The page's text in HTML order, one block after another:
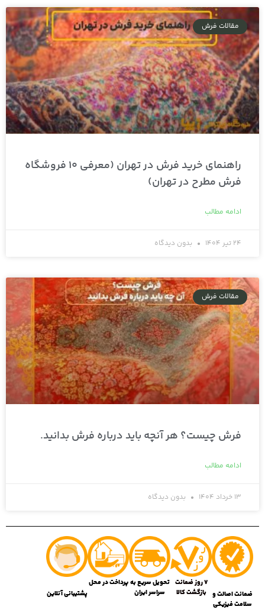
مقالات فرش
راهنمای خرید فرش در تهران (معرفی 10 فروشگاه
فرش مطرح در تهران)
ادامه مطالب
24 تیر 1404 بدون دیدگاه
مقالات فرش
فرش چیست؟ هر آنچه باید درباره فرش بدانید.
ادامه مطالب
13 خرداد 1404 بدون دیدگاه
ضمانت اصالت و
سلامت فیزیکی
7 روز ضمانت
بازگشت کالا
تحویل سریع به
سراسر ایران
پرداخت در محل
پشتیبانی آنلاین